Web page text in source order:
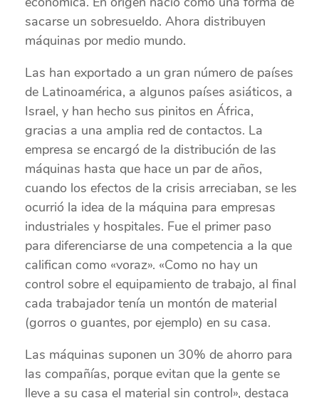
sacarse un sobresueldo. Ahora distribuyen
máquinas por medio mundo.
Las han exportado a un gran número de países
de Latinoamérica, a algunos países asiáticos, a
Israel, y han hecho sus pinitos en África,
gracias a una amplia red de contactos. La
empresa se encargó de la distribución de las
máquinas hasta que hace un par de años,
cuando los efectos de la crisis arreciaban, se les
ocurrió la idea de la máquina para empresas
industriales y hospitales. Fue el primer paso
para diferenciarse de una competencia a la que
califican como «voraz». «Como no hay un
control sobre el equipamiento de trabajo, al final
cada trabajador tenía un montón de material
(gorros o guantes, por ejemplo) en su casa.
Las máquinas suponen un 30% de ahorro para
las compañías, porque evitan que la gente se
lleve a su casa el material sin control», destaca